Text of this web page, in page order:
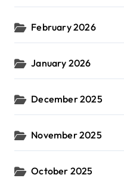
February 2026
January 2026
December 2025
November 2025
October 2025